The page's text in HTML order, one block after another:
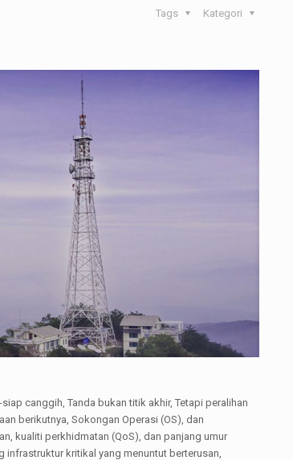
Kategori
Tags
canggih, Tanda bukan titik akhir, Tetapi peralihan
berikutnya, Sokongan Operasi (OS), dan
kualiti perkhidmatan (QoS), dan panjang umur
kritikal yang menuntut berterusan,